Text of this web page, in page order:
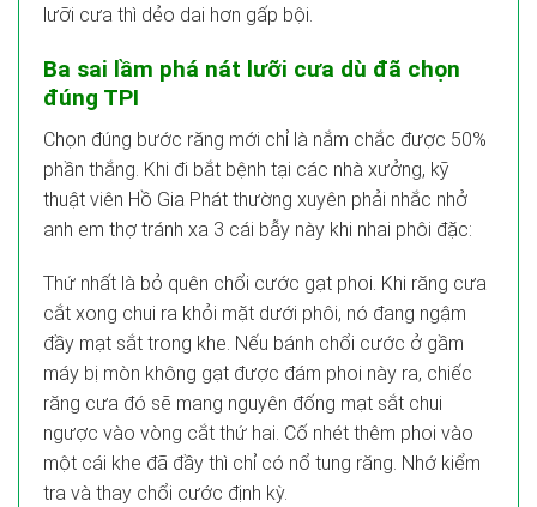
lưỡi cưa thì dẻo dai hơn gấp bội.
Ba sai lầm phá nát lưỡi cưa dù đã chọn
đúng TPI
Chọn đúng bước răng mới chỉ là nắm chắc được 50%
phần thắng. Khi đi bắt bệnh tại các nhà xưởng, kỹ
thuật viên Hồ Gia Phát thường xuyên phải nhắc nhở
anh em thợ tránh xa 3 cái bẫy này khi nhai phôi đặc:
Thứ nhất là bỏ quên chổi cước gạt phoi. Khi răng cưa
cắt xong chui ra khỏi mặt dưới phôi, nó đang ngậm
đầy mạt sắt trong khe. Nếu bánh chổi cước ở gầm
máy bị mòn không gạt được đám phoi này ra, chiếc
răng cưa đó sẽ mang nguyên đống mạt sắt chui
ngược vào vòng cắt thứ hai. Cố nhét thêm phoi vào
một cái khe đã đầy thì chỉ có nổ tung răng. Nhớ kiểm
tra và thay chổi cước định kỳ.